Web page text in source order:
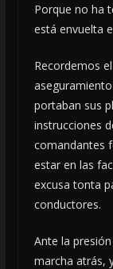
Porque no ha
está envuelta
Recordemos
portaban sus
instrucciones
comandantes
estar en las
excusa tonta
conductores.
Ante la
marcha atrás,